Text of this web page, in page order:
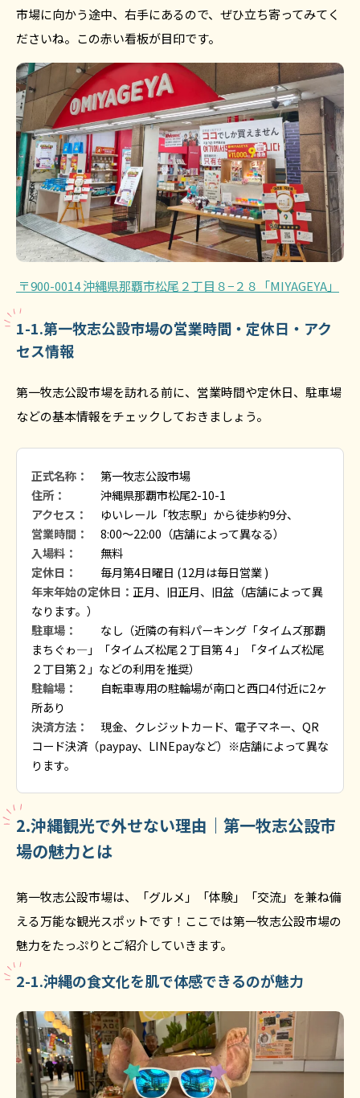
市場に向かう途中、右手にあるので、ぜひ立ち寄ってみてく
ださいね。この赤い看板が目印です。
〒900-0014 沖縄県那覇市松尾２丁目８−２８「MIYAGEYA」
1-1.第一牧志公設市場の営業時間・定休日・アク
セス情報
第一牧志公設市場を訪れる前に、営業時間や定休日、駐車場
などの基本情報をチェックしておきましょう。
正式名称：
第一牧志公設市場
住所：
沖縄県那覇市松尾2-10-1
アクセス：
ゆいレール「牧志駅」から徒歩約9分、
営業時間：
8:00～22:00（店舗によって異なる）
入場料：
無料
定休日：
毎月第4日曜日 (12月は毎日営業 )
年末年始の定休日： 正月、旧正月、旧盆（店舗によって異
なります。）
駐車場：
なし（近隣の有料パーキング「タイムズ那覇
まちぐゎ—」「タイムズ松尾２丁目第４」「タイムズ松尾
２丁目第２」などの利用を推奨）
駐輪場：
自転車専用の駐輪場が南口と西口4付近に2ヶ
所あり
決済方法：
現金、クレジットカード、電子マネー、QR
コード決済（paypay、LINEpayなど）※店舗によって異な
ります。
2.沖縄観光で外せない理由｜第一牧志公設市
場の魅力とは
第一牧志公設市場は、「グルメ」「体験」「交流」を兼ね備
える万能な観光スポットです！ここでは第一牧志公設市場の
魅力をたっぷりとご紹介していきます。
2-1.沖縄の食文化を肌で体感できるのが魅力